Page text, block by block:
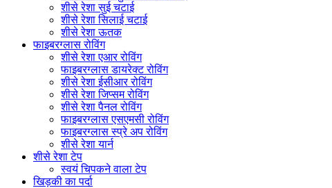
शीसे रेशा सुई चटाई
शीसे रेशा सिलाई चटाई
शीसे रेशा ऊतक
फाइबरग्लास रोविंग
शीसे रेशा एआर रोविंग
फाइबरग्लास डायरेक्ट रोविंग
शीसे रेशा ईसीआर रोविंग
शीसे रेशा जिप्सम रोविंग
शीसे रेशा पैनल रोविंग
फाइबरग्लास एसएमसी रोविंग
फाइबरग्लास स्प्रे अप रोविंग
शीसे रेशा यार्न
शीसे रेशा टेप
स्वयं चिपकने वाला टेप
खिड़की का पर्दा